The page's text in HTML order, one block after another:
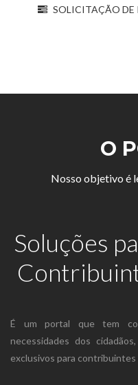
SOLICITAÇÃO DE
O
Nosso objetivo é
Soluções
É um portal que tem
necessidades dos
exclusivos para contribuintes